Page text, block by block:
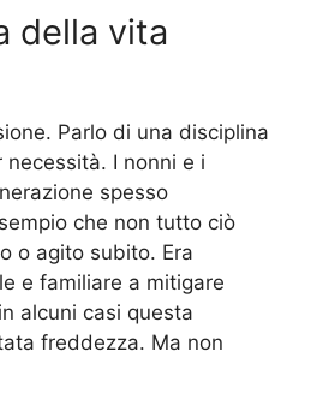
della vita
Parlo di una disciplina
I nonni e i
spesso
che non tutto ciò
o agito subito. Era
e familiare a mitigare
alcuni casi questa
freddezza. Ma non